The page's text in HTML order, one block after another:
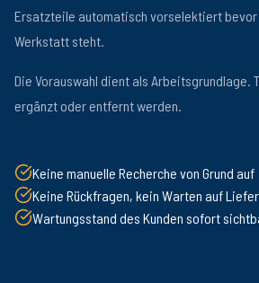
Ersatzteile automatisch vorselektiert bevor
Werkstatt steht.
Die Vorauswahl dient als Arbeitsgrundlage.
ergänzt oder entfernt werden.
Keine manuelle Recherche von Grund auf
Keine Rückfragen, kein Warten auf
Wartungsstand des Kunden sofort